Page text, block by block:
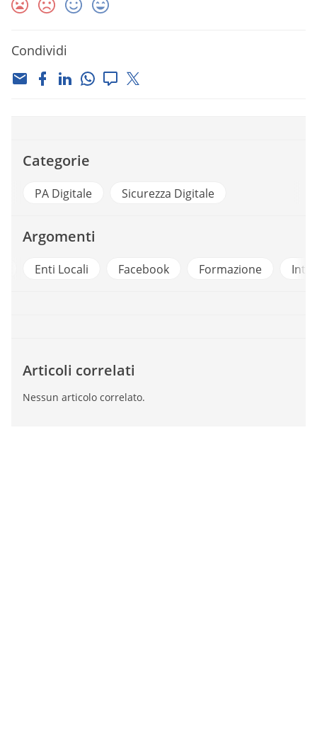
Condividi
Categorie
PA Digitale Sicurezza Digitale
Argomenti
Enti Locali Facebook Formazione
Articoli correlati
Nessun articolo correlato.